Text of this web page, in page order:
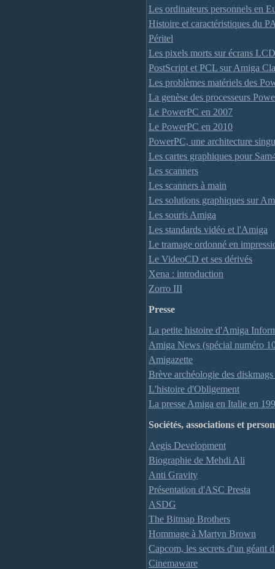
Les ordinateurs personnels en
Histoire et caractéristiques du
Péritel
Les pixels morts sur écrans LCD
PostScript et PCL sur Amiga
Les problèmes matériels des
La genèse des processeurs
Le PowerPC en 2007
Le PowerPC en 2010
PowerPC, une architecture
Les cartes graphiques pour
Les scanners
Les scanners à main
Les solutions graphiques sur
Les souris Amiga
Les standards vidéo et l'Amiga
Le tramage ordonné en
Le VideoCD et ses dérivés
Xena : introduction
Zorro III
Presse
La petite histoire d'Amiga
Amiga News (spécial numéro
Amigazette
Brève archéologie des
L'histoire d'Obligement
La presse Amiga en Italie en
Sociétés, associations et
Aegis Development
Biographie de Mehdi Ali
Anti Gravity
Présentation d'ASC Presta
ASDG
The Bitmap Brothers
Hommage à Martyn Brown
Capcom, les secrets d'un géant
Cinemaware